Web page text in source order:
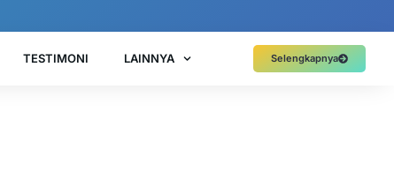
TESTIMONI LAINNYA Selengkapnya